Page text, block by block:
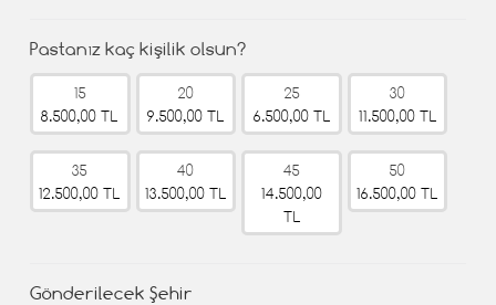
Pastanız kaç kişilik olsun?
15
8.500,00 TL
20
9.500,00 TL
25
6.500,00 TL
30
11.500,00 TL
35
12.500,00 TL
40
13.500,00 TL
45
14.500,00
TL
50
16.500,00 TL
Gönderilecek Şehir